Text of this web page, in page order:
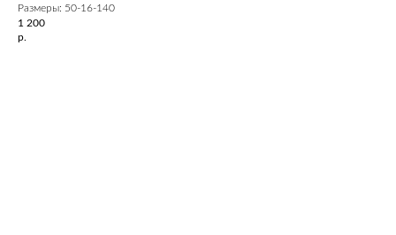
Размеры: 50-16-140
1 200
р.